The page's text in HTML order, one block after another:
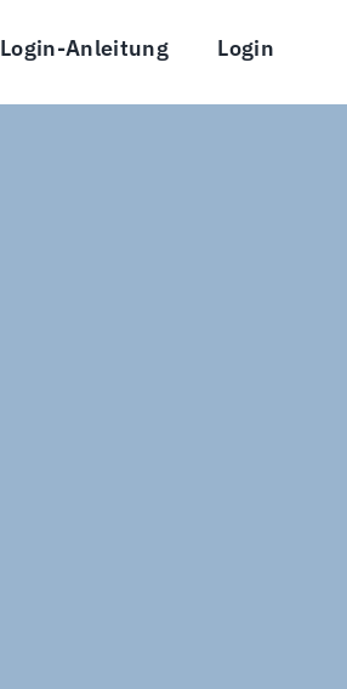
Login-Anleitung Login